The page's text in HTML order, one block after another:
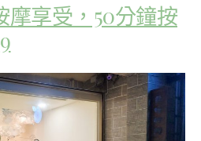
摩享受，50分鐘按